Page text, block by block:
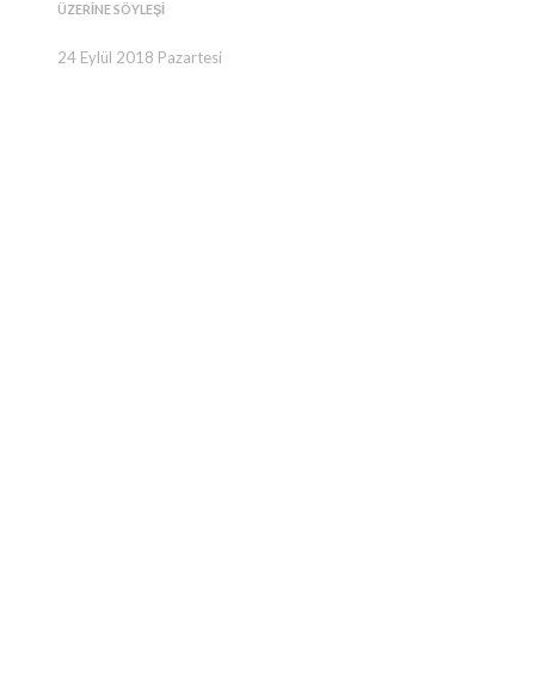
ÜZERINE SÖYLEŞI
24 Eylül 2018 Pazartesi